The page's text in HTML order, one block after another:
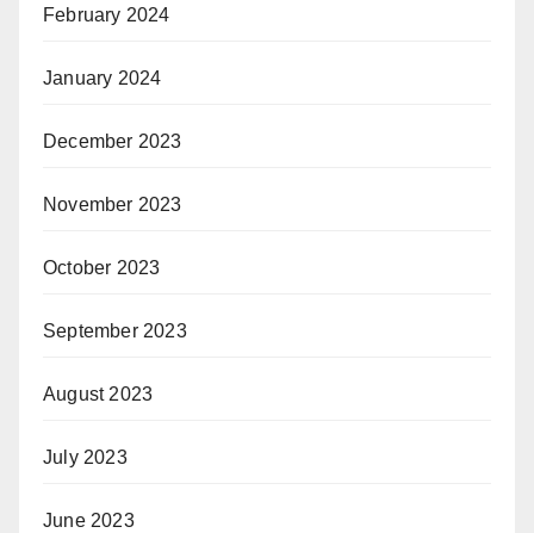
February 2024
January 2024
December 2023
November 2023
October 2023
September 2023
August 2023
July 2023
June 2023